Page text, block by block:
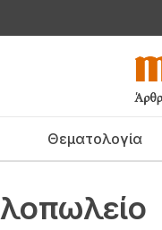
Θεματολογία